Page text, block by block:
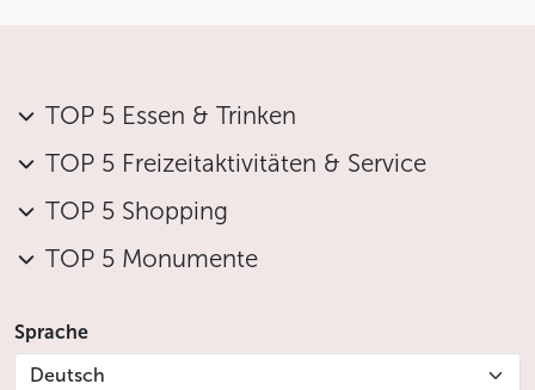
TOP 5 Essen & Trinken
TOP 5 Freizeitaktivitäten & Service
TOP 5 Shopping
TOP 5 Monumente
Sprache
Deutsch